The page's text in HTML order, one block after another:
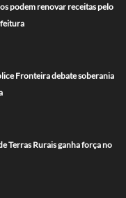
podem renovar receitas pelo
Fronteira debate soberania
Terras Rurais ganha força no